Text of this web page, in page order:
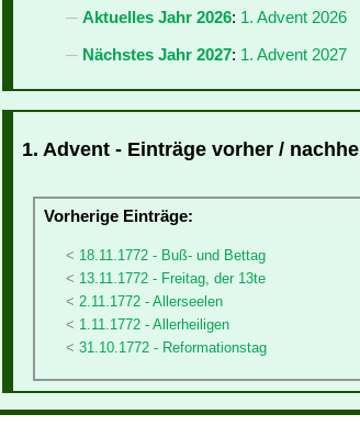
Aktuelles Jahr 2026: 1. Advent 2026
Nächstes Jahr 2027: 1. Advent 2027
1. Advent - Einträge vorher /
Vorherige Einträge:
18.11.1772 - Buß- und Bettag
13.11.1772 - Freitag, der 13te
2.11.1772 - Allerseelen
1.11.1772 - Allerheiligen
31.10.1772 - Reformationstag